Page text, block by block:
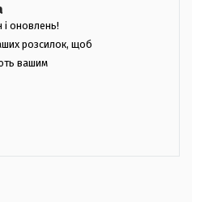
і оновлень!
розсилок, щоб
вашим